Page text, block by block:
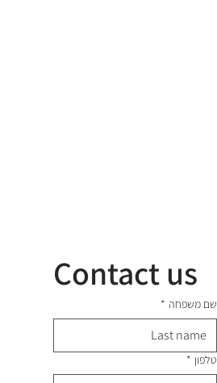
Contact us
שם משפחה *
טלפון *